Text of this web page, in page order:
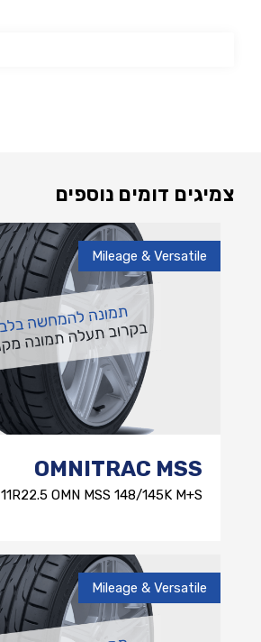
צמיגים דומים נוספים
Mileage & Versatile
OMNITRAC MSS
11R22.5 OMN MSS 148/145K M+S
Mileage & Versatile